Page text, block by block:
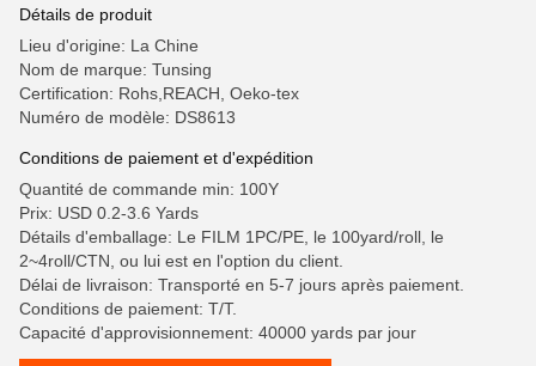
Détails de produit
Lieu d'origine: La Chine
Nom de marque: Tunsing
Certification: Rohs,REACH, Oeko-tex
Numéro de modèle: DS8613
Conditions de paiement et d'expédition
Quantité de commande min: 100Y
Prix: USD 0.2-3.6 Yards
Détails d'emballage: Le FILM 1PC/PE, le 100yard/roll, le
2~4roll/CTN, ou lui est en l'option du client.
Délai de livraison: Transporté en 5-7 jours après paiement.
Conditions de paiement: T/T.
Capacité d'approvisionnement: 40000 yards par jour